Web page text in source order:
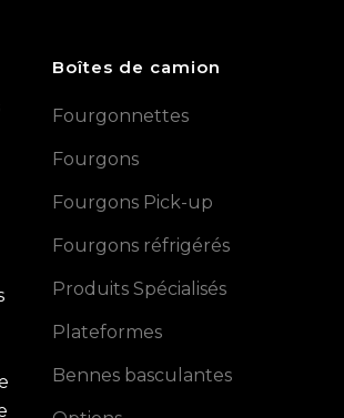
Boîtes de camion
Fourgonnettes
Fourgons
Fourgons Pick-up
Fourgons réfrigérés
Produits Spécialisés
Plateformes
Bennes basculantes